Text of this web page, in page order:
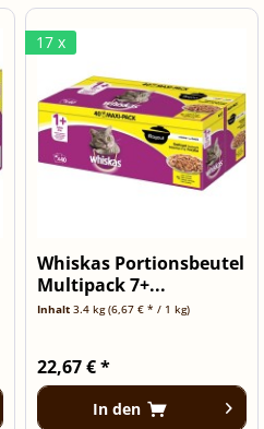
17 x
Whiskas Portionsbeutel
Multipack 7+...
Inhalt 3.4 kg(6,67 € * / 1 kg)
22,67 € *
In den